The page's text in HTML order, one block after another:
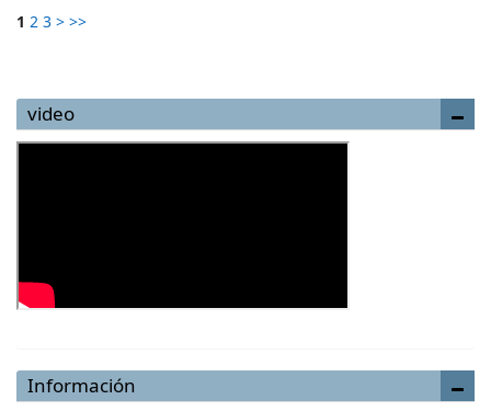
1 2 3 > >>
video
Información